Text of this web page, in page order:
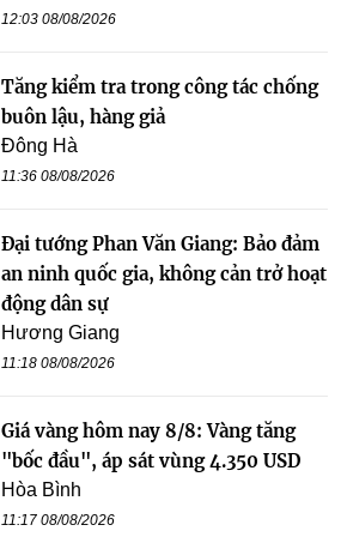
12:03 08/08/2026
Tăng kiểm tra trong công tác chống
buôn lậu, hàng giả
Đông Hà
11:36 08/08/2026
Đại tướng Phan Văn Giang: Bảo đảm
an ninh quốc gia, không cản trở hoạt
động dân sự
Hương Giang
11:18 08/08/2026
Giá vàng hôm nay 8/8: Vàng tăng
"bốc đầu", áp sát vùng 4.350 USD
Hòa Bình
11:17 08/08/2026